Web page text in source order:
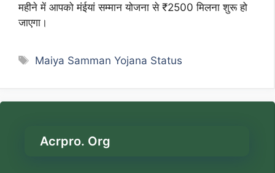
महीने में आपको मंईयां सम्मान योजना से ₹2500 मिलना शुरू हो
जाएगा।
Tags
Maiya Samman Yojana Status
Acrpro. Org